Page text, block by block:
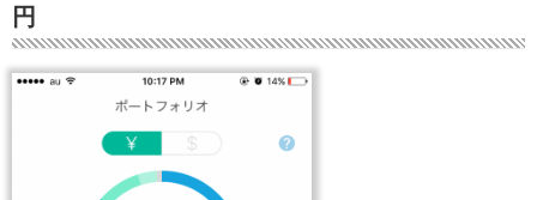
円